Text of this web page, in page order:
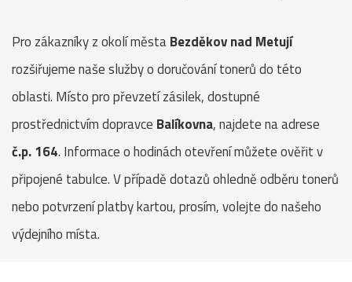
Pro zákazníky z okolí městaBezděkov nad Metují
rozšiřujeme naše služby o doručování tonerů do této
oblasti. Místo pro převzetí zásilek, dostupné
prostřednictvím dopravce Balíkovna, najdete na adrese
č.p. 164. Informace o hodinách otevření můžete ověřit v
připojené tabulce. V případě dotazů ohledně odběru tonerů
nebo potvrzení platby kartou, prosím, volejte do našeho
výdejního místa.